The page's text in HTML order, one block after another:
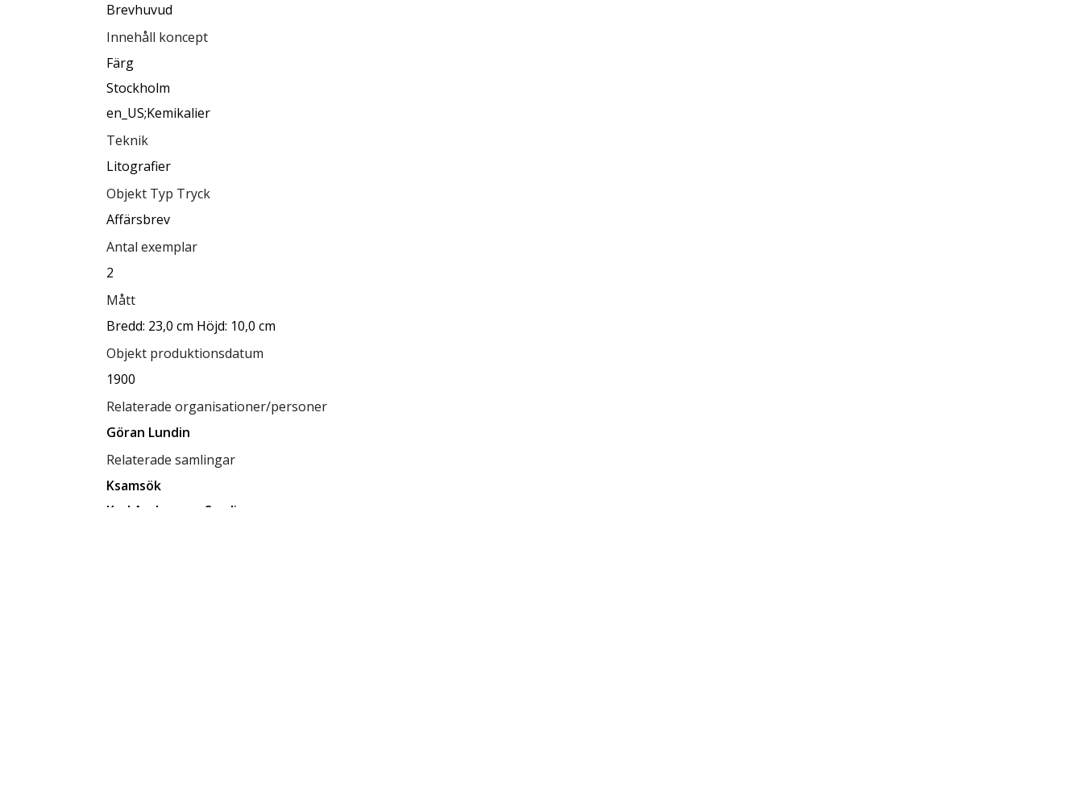
Brevhuvud
Innehåll koncept
Färg
Stockholm
en_US;Kemikalier
Teknik
Litografier
Objekt Typ Tryck
Affärsbrev
Antal exemplar
2
Mått
Bredd: 23,0 cm Höjd: 10,0 cm
Objekt produktionsdatum
1900
Relaterade organisationer/personer
Göran Lundin
Relaterade samlingar
Ksamsök
Karl Andersson Samling